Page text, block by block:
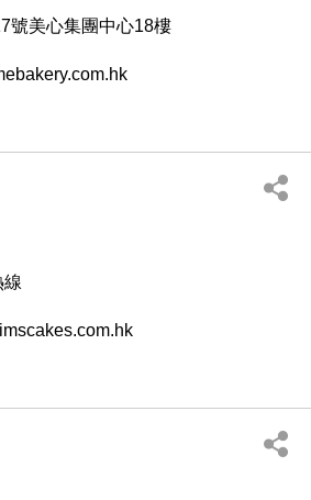
號美心集團中心18樓
線